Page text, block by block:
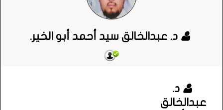
د. عبدالخالق سيد أحمد أبو الخير.
د.
عبدالخالق